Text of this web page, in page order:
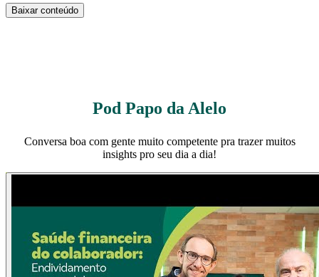
Baixar conteúdo
Pod Papo da Alelo
Conversa boa com gente muito competente pra trazer muitos
insights pro seu dia a dia!